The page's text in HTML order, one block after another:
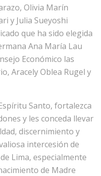
Olivia Marín
y Julia Sueyoshi
que ha sido elegida
Ana María Lau
Económico las
Aracely Oblea Rugel y
Santo, fortalezca
y les conceda llevar
discernimiento y
intercesión de
Lima, especialmente
de Madre